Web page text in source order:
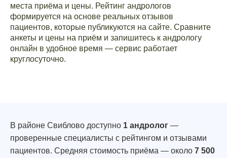
места приёма и цены. Рейтинг андрологов
формируется на основе реальных отзывов
пациентов, которые публикуются на сайте. Сравните
анкеты и цены на приём и запишитесь к андрологу
онлайн в удобное время — сервис работает
круглосуточно.
В районе Свиблово доступно 1 андролог —
проверенные специалисты с рейтингом и отзывами
пациентов. Средняя стоимость приёма — около 7 500